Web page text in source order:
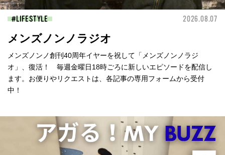
LIFESTYLE 2026.08.07
メンズノンノラジオ
メンズノンノ創刊40周年イヤーを祝して「メンズノンノラジ
オ」、復活！ 毎週金曜日18時ごろに新しいエピソードを配信し
ます。お便りやリクエストは、各記事の専用フォームから受付
中！